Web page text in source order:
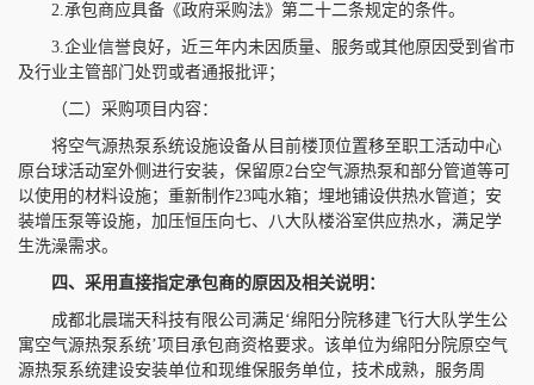
2.承包商应具备《政府采购法》第二十二条规定的条件。
3.企业信誉良好，近三年内未因质量、服务或其他原因受到省市
及行业主管部门处罚或者通报批评；
（二）采购项目内容：
将空气源热泵系统设施设备从目前楼顶位置移至职工活动中心
原台球活动室外侧进行安装，保留原2台空气源热泵和部分管道等可
以使用的材料设施；重新制作23吨水箱；埋地铺设供热水管道；安
装增压泵等设施，加压恒压向七、八大队楼浴室供应热水，满足学
生洗澡需求。
四、采用直接指定承包商的原因及相关说明：
成都北晨瑞天科技有限公司满足‘绵阳分院移建飞行大队学生公
寓空气源热泵系统’项目承包商资格要求。该单位为绵阳分院原空气
源热泵系统建设安装单位和现维保服务单位，技术成熟，服务周